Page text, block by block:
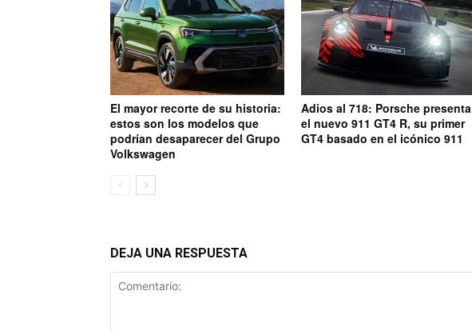
El mayor recorte de su historia:
estos son los modelos que
podrían desaparecer del Grupo
Volkswagen
Adios al 718: Porsche presenta
el nuevo 911 GT4 R, su primer
GT4 basado en el icónico 911
DEJA UNA RESPUESTA